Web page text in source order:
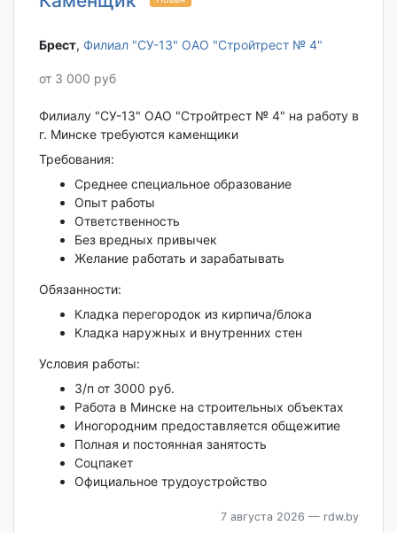
Брест‎, Филиал "СУ-13" ОАО "Стройтрест № 4"
от 3 000 руб
Филиалу "СУ-13" ОАО "Стройтрест № 4" на работу в
г. Минске требуются каменщики
Требования:
Среднее специальное образование
Опыт работы
Ответственность
Без вредных привычек
Желание работать и зарабатывать
Обязанности:
Кладка перегородок из кирпича/блока
Кладка наружных и внутренних стен
Условия работы:
З/п от 3000 руб.
Работа в Минске на строительных объектах
Иногородним предоставляется общежитие
Полная и постоянная занятость
Соцпакет
Официальное трудоустройство
7 августа 2026 — rdw.by